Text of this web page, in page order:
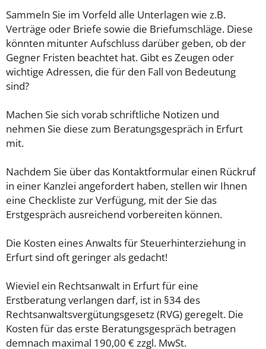
Sammeln Sie im Vorfeld alle Unterlagen wie z.B.
Verträge oder Briefe sowie die Briefumschläge. Diese
könnten mitunter Aufschluss darüber geben, ob der
Gegner Fristen beachtet hat. Gibt es Zeugen oder
wichtige Adressen, die für den Fall von Bedeutung
sind?
Machen Sie sich vorab schriftliche Notizen und
nehmen Sie diese zum Beratungsgespräch in Erfurt
mit.
Nachdem Sie über das Kontaktformular einen Rückruf
in einer Kanzlei angefordert haben, stellen wir Ihnen
eine Checkliste zur Verfügung, mit der Sie das
Erstgespräch ausreichend vorbereiten können.
Die Kosten eines Anwalts für Steuerhinterziehung in
Erfurt sind oft geringer als gedacht!
Wieviel ein Rechtsanwalt in Erfurt für eine
Erstberatung verlangen darf, ist in §34 des
Rechtsanwaltsvergütungsgesetz (RVG) geregelt. Die
Kosten für das erste Beratungsgespräch betragen
demnach maximal 190,00 € zzgl. MwSt.